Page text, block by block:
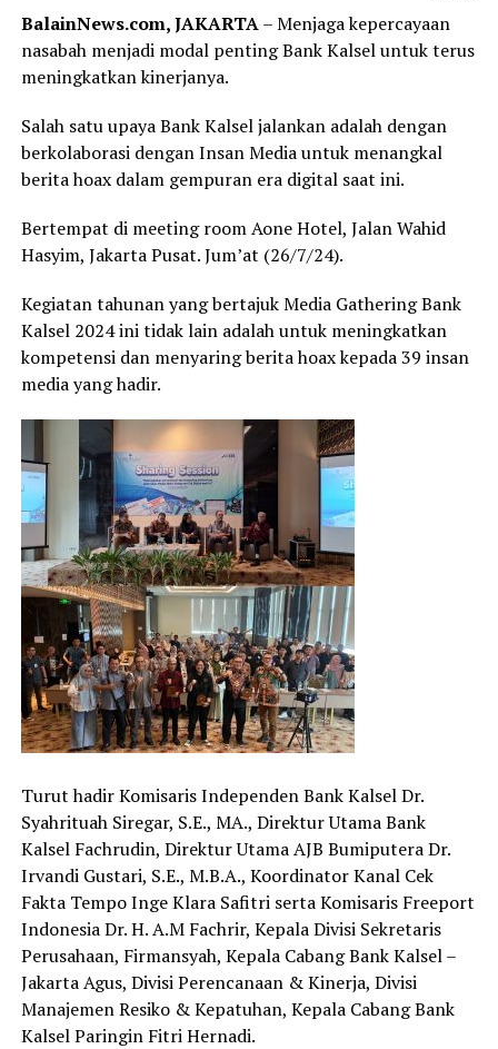
BalainNews.com, JAKARTA– Menjaga kepercayaan
nasabah menjadi modal penting Bank Kalsel untuk terus
meningkatkan kinerjanya.
Salah satu upaya Bank Kalsel jalankan adalah dengan
berkolaborasi dengan Insan Media untuk menangkal
berita hoax dalam gempuran era digital saat ini.
Bertempat di meeting room Aone Hotel, Jalan Wahid
Hasyim, Jakarta Pusat. Jum’at (26/7/24).
Kegiatan tahunan yang bertajuk Media Gathering Bank
Kalsel 2024 ini tidak lain adalah untuk meningkatkan
kompetensi dan menyaring berita hoax kepada 39 insan
media yang hadir.
Turut hadir Komisaris Independen Bank Kalsel Dr.
Syahrituah Siregar, S.E., MA., Direktur Utama Bank
Kalsel Fachrudin, Direktur Utama AJB Bumiputera Dr.
Irvandi Gustari, S.E., M.B.A., Koordinator Kanal Cek
Fakta Tempo Inge Klara Safitri serta Komisaris Freeport
Indonesia Dr. H. A.M Fachrir, Kepala Divisi Sekretaris
Perusahaan, Firmansyah, Kepala Cabang Bank Kalsel –
Jakarta Agus, Divisi Perencanaan & Kinerja, Divisi
Manajemen Resiko & Kepatuhan, Kepala Cabang Bank
Kalsel Paringin Fitri Hernadi.